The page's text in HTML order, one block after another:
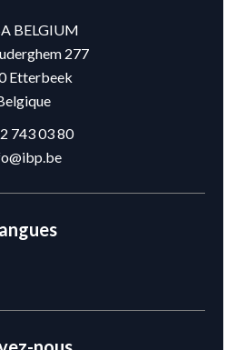
BELGIUM
277
Etterbeek
743 03 80